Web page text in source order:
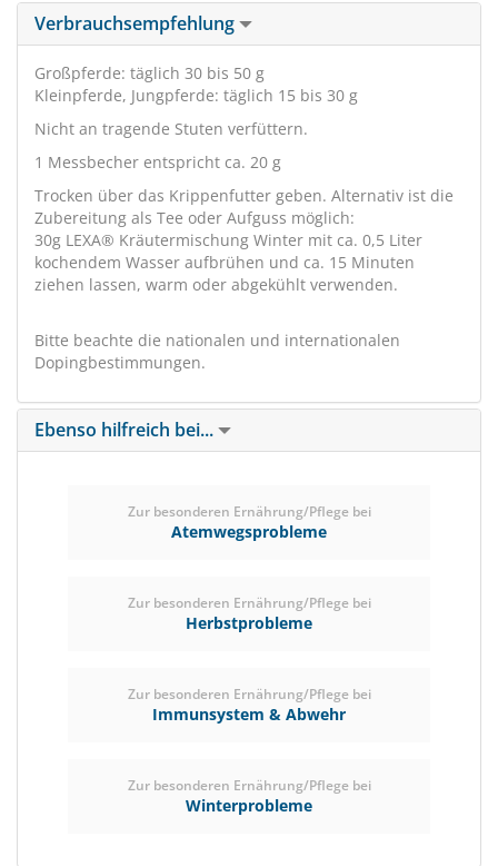
Verbrauchsempfehlung
Großpferde: täglich 30 bis 50 g
Kleinpferde, Jungpferde: täglich 15 bis 30 g
Nicht an tragende Stuten verfüttern.
1 Messbecher entspricht ca. 20 g
Trocken über das Krippenfutter geben. Alternativ ist die
Zubereitung als Tee oder Aufguss möglich:
30g LEXA® Kräutermischung Winter mit ca. 0,5 Liter
kochendem Wasser aufbrühen und ca. 15 Minuten
ziehen lassen, warm oder abgekühlt verwenden.
Bitte beachte die nationalen und internationalen
Dopingbestimmungen.
Ebenso hilfreich bei...
Zur besonderen Ernährung/Pflege bei
Atemwegsprobleme
Zur besonderen Ernährung/Pflege bei
Herbstprobleme
Zur besonderen Ernährung/Pflege bei
Immunsystem & Abwehr
Zur besonderen Ernährung/Pflege bei
Winterprobleme